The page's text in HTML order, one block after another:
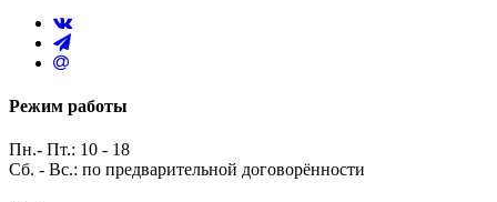
Режим работы
Пн.- Пт.: 10 - 18
Сб. - Вс.: по предварительной договорённости